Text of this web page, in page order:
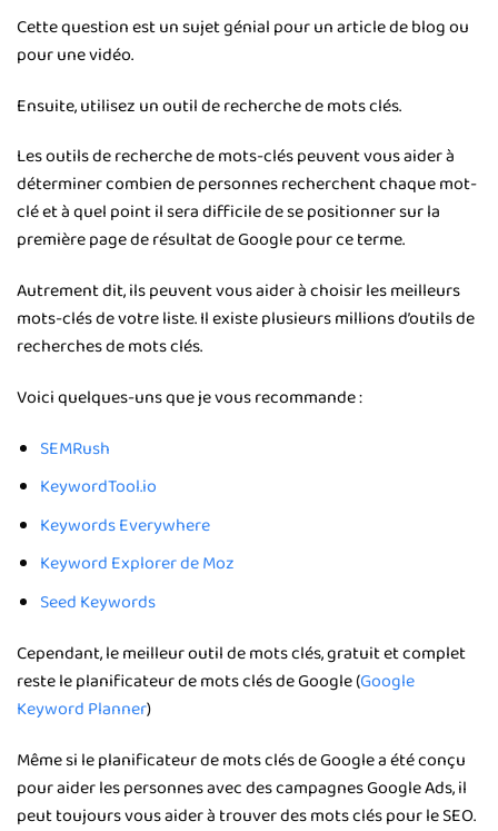
Cette question est un sujet génial pour un article de blog ou
pour une vidéo.
Ensuite, utilisez un outil de recherche de mots clés.
Les outils de recherche de mots-clés peuvent vous aider à
déterminer combien de personnes recherchent chaque mot-
clé et à quel point il sera difficile de se positionner sur la
première page de résultat de Google pour ce terme.
Autrement dit, ils peuvent vous aider à choisir les meilleurs
mots-clés de votre liste. Il existe plusieurs millions d’outils de
recherches de mots clés.
Voici quelques-uns que je vous recommande :
SEMRush
KeywordTool.io
Keywords Everywhere
Keyword Explorer de Moz
Seed Keywords
Cependant, le meilleur outil de mots clés, gratuit et complet
reste le planificateur de mots clés de Google (Google
Keyword Planner)
Même si le planificateur de mots clés de Google a été conçu
pour aider les personnes avec des campagnes Google Ads, il
peut toujours vous aider à trouver des mots clés pour le SEO.